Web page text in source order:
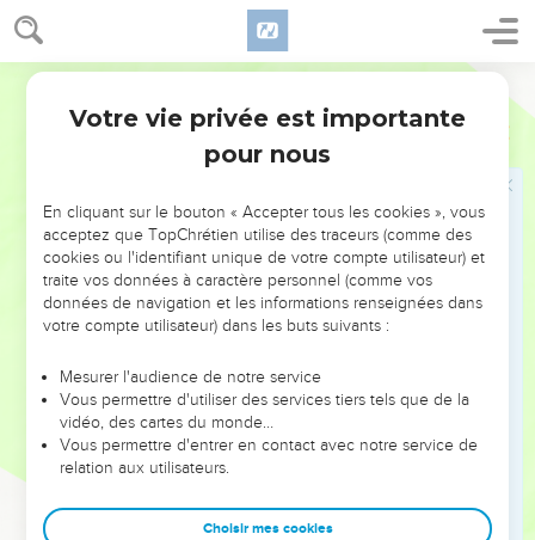
NE MANQUEZ PAS L’ÉVÉNEMENT
DE L’ANNÉE !
ET SI LEURS ERREURS POUVAIENT VOUS ÉVITER LES
VOTRES ?
leur foi ou leur vision. Mais on voit moins les doutes, les erreurs
et les saisons difficiles qu'ils ont traversés, alors même que ce
sont elles qui les ont façonnés.
Dans cette conférence, leaders, entrepreneurs, et responsables
clés pour avancer avec plus de sagesse afin que leurs erreurs
Votre vie privée est importante
pour nous
En cliquant sur le bouton « Accepter tous les cookies », vous
acceptez que TopChrétien utilise des traceurs (comme des
cookies ou l'identifiant unique de votre compte utilisateur) et
traite vos données à caractère personnel (comme vos
données de navigation et les informations renseignées dans
votre compte utilisateur) dans les buts suivants :
Mesurer l'audience de notre service
Vous permettre d'utiliser des services tiers tels que de la
vidéo, des cartes du monde…
Vous permettre d'entrer en contact avec notre service de
relation aux utilisateurs.
Choisir mes cookies